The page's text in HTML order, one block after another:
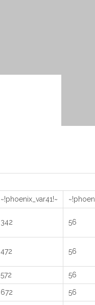
~!phoenix_var41!~
342 56
472 56
572 56
672 56